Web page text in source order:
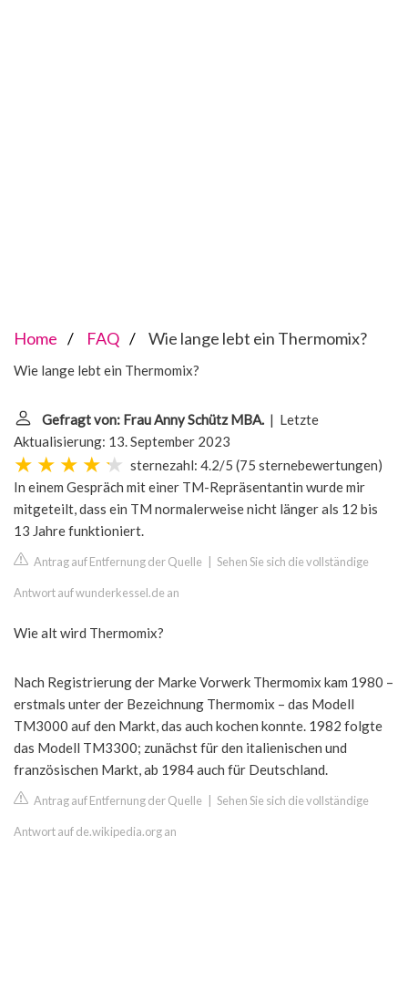
Home FAQ Wie lange lebt ein Thermomix?
Wie lange lebt ein Thermomix?
Gefragt von: Frau Anny Schütz MBA. | Letzte
Aktualisierung: 13. September 2023
sternezahl: 4.2/5 (75 sternebewertungen)
In einem Gespräch mit einer TM-Repräsentantin wurde mir
mitgeteilt, dass ein TM normalerweise nicht länger als 12 bis
13 Jahre funktioniert.
Antrag auf Entfernung der Quelle Sehen Sie sich die vollständige
Antwort auf wunderkessel.de an
Wie alt wird Thermomix?
Nach Registrierung der Marke Vorwerk Thermomix kam 1980 –
erstmals unter der Bezeichnung Thermomix – das Modell
TM3000 auf den Markt, das auch kochen konnte. 1982 folgte
das Modell TM3300; zunächst für den italienischen und
französischen Markt, ab 1984 auch für Deutschland.
Antrag auf Entfernung der Quelle Sehen Sie sich die vollständige
Antwort auf de.wikipedia.org an